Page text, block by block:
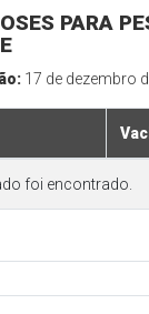
PARA
17 de dezembro
foi encontrado.